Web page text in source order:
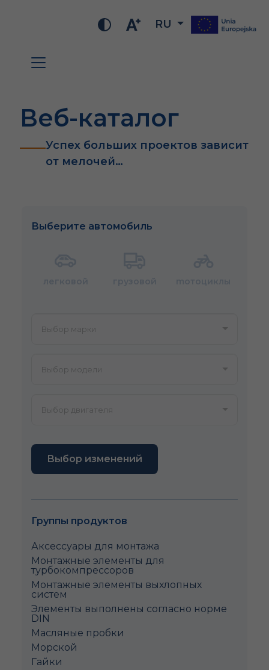
RU
Веб-каталог
Успех больших проектов зависит
от мелочей…
Выберите автомобиль
Выбор изменений
Группы продуктов
Аксессуары для монтажа
Монтажные элементы для
турбокомпрессоров
Монтажные элементы выхлопных
систем
Элементы выполнены согласно норме
DIN
Масляные пробки
Морской
Гайки